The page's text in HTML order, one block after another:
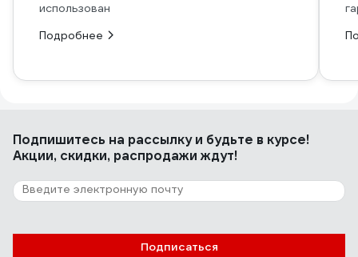
использован
Подробнее
Подпишитесь на рассылкуи будьте в курсе!
Акции, скидки, распродажи ждут!
Подписаться